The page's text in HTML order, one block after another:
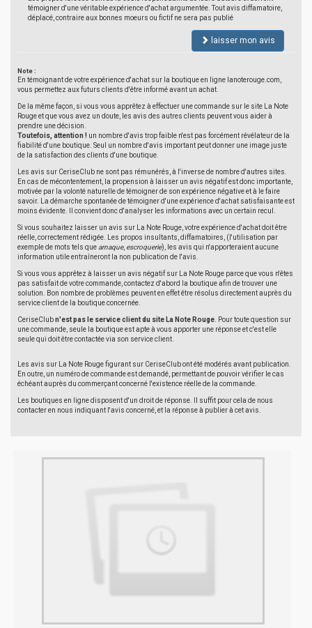
témoigner d'une véritable expérience d'achat argumentée. Tout avis diffamatoire,
déplacé, contraire aux bonnes moeurs ou fictif ne sera pas publié
laisser mon avis
Note :
En témoignant de votre expérience d'achat sur la boutique en ligne lanoterouge.com,
vous permettez aux futurs clients d'être informé avant un achat.
De la même façon, si vous vous apprêtez à effectuer une commande sur le site La Note
Rouge et que vous avez un doute, les avis des autres clients peuvent vous aider à
prendre une décision.
Toutefois, attention ! un nombre d'avis trop faible n'est pas forcément révélateur de la
fiabilité d'une boutique. Seul un nombre d'avis important peut donner une image juste
de la satisfaction des clients d'une boutique.
Les avis sur CeriseClub ne sont pas rémunérés, à l'inverse de nombre d'autres sites.
En cas de mécontentement, la propension à laisser un avis négatif est donc importante,
motivée par la volonté naturelle de témoigner de son expérience négative et à le faire
savoir. La démarche spontanée de témoigner d'une expérience d'achat satisfaisante est
moins évidente. Il convient donc d'analyser les informations avec un certain recul.
Si vous souhaitez laisser un avis sur La Note Rouge, votre expérience d'achat doit être
réelle, correctement rédigée. Les propos insultants, diffamatoires, (l'utilisation par
exemple de mots tels que arnaque, escroquerie), les avis qui n'apporteraient aucune
information utile entraîneront la non publication de l'avis.
Si vous vous apprêtez à laisser un avis négatif sur La Note Rouge parce que vous n'êtes
pas satisfait de votre commande, contactez d'abord la boutique afin de trouver une
solution. Bon nombre de problèmes peuvent en effet être résolus directement auprès du
service client de la boutique concernée.
CeriseClubn'est pas le service client du site La Note Rouge . Pour toute question sur
une commande, seule la boutique est apte à vous apporter une réponse et c'est elle
seule qui doit être contactée via son service client.
Les avis sur La Note Rouge figurant sur CeriseClub ont été modérés avant publication.
En outre, un numéro de commande est demandé, permettant de pouvoir vérifier le cas
échéant auprès du commerçant concerné l'existence réelle de la commande.
Les boutiques en ligne disposent d'un droit de réponse. Il suffit pour cela de nous
contacter en nous indiquant l'avis concerné, et la réponse à publier à cet avis.